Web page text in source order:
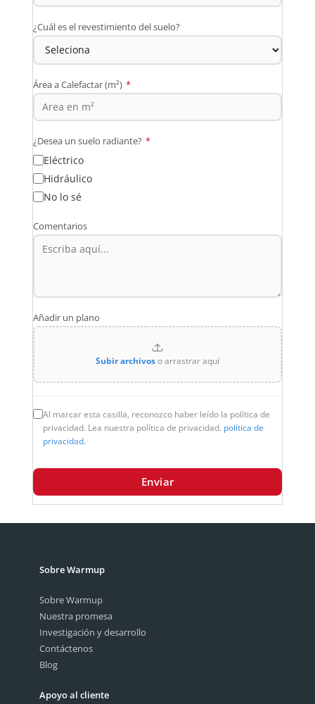
¿Cuál es el revestimiento del suelo?
Área a Calefactar (m²) *
¿Desea un suelo radiante? *
Eléctrico
Hidráulico
No lo sé
Comentarios
Añadir un plano
Subir archivoso arrastrar aquí
Al marcar esta casilla, reconozco haber leído la política de
privacidad. Lea nuestra política de privacidad. política de
privacidad.
Enviar
Sobre Warmup
Sobre Warmup
Nuestra promesa
Investigación y desarrollo
Contáctenos
Blog
Apoyo al cliente